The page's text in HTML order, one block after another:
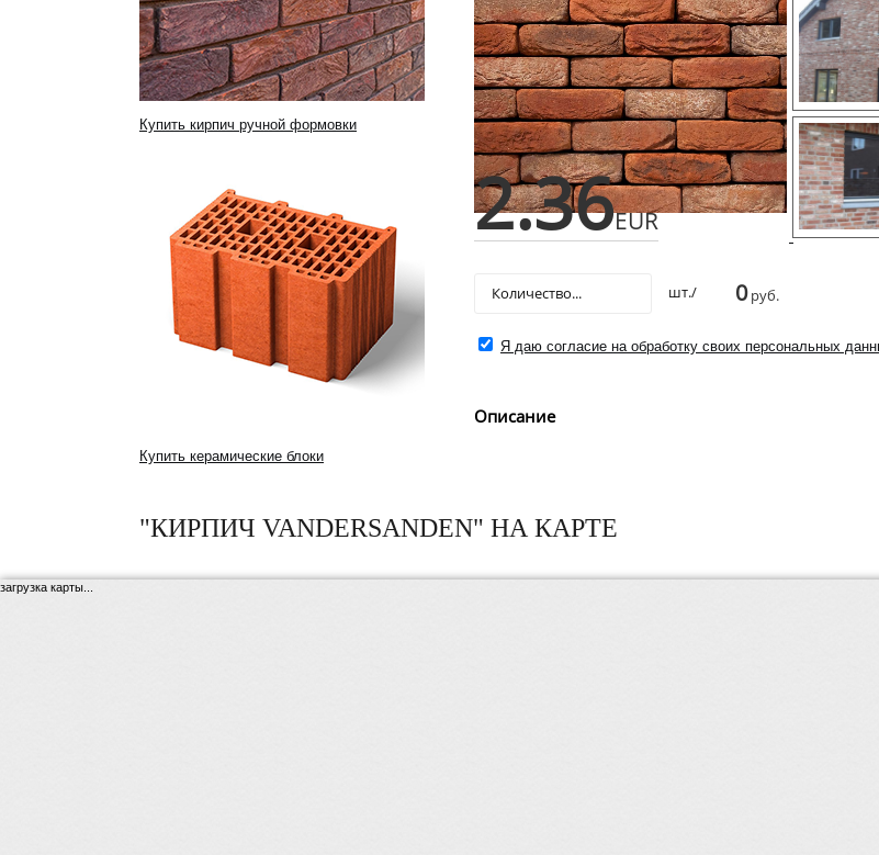
Купить кирпич ручной формовки
Купить керамические блоки
2.36EUR
шт./ 0руб.
Я даю согласие на обработку своих персональных
Описание
"КИРПИЧ VANDERSANDEN" НА КАРТЕ
загрузка карты...